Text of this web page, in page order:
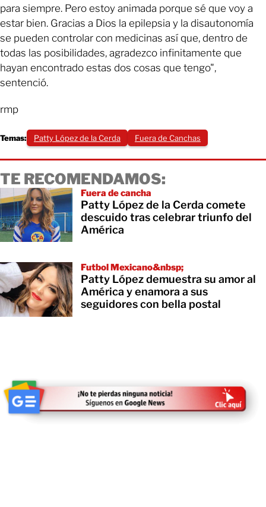
para siempre. Pero estoy animada porque sé que voy a
estar bien. Gracias a Dios la epilepsia y la disautonomía
se pueden controlar con medicinas así que, dentro de
todas las posibilidades, agradezco infinitamente que
hayan encontrado estas dos cosas que tengo",
sentenció.
rmp
Temas: Patty López de la Cerda Fuera de Canchas
TE RECOMENDAMOS:
Fuera de cancha
Patty López de la Cerda comete
descuido tras celebrar triunfo del
América
Futbol Mexicano&nbsp;
Patty López demuestra su amor al
América y enamora a sus
seguidores con bella postal